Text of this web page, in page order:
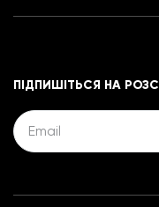
ПІДПИШІТЬСЯ НА